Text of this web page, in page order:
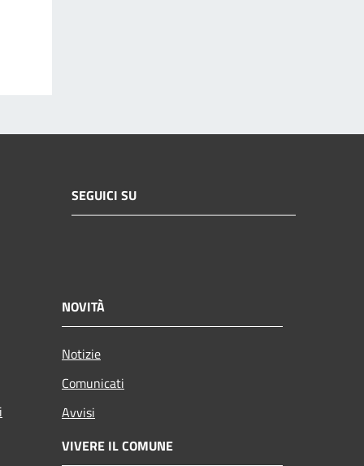
SEGUICI SU
NOVITÀ
Notizie
Comunicati
Avvisi
VIVERE IL COMUNE